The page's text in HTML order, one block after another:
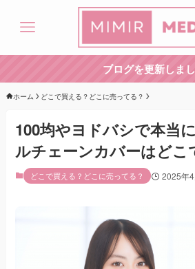
ブログを更新しま
ホーム どこで買える？どこに売ってる？
100均やヨドバシで本当
ルチェーンカバーはどこ
どこで買える？どこに売ってる？ 2025年